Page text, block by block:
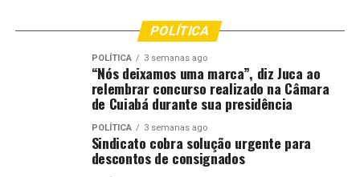
tarifas atualmente em vigor. A fonte também não
apresenta estimativas de preço, volumes de importação
ou prazo para eventual decisão final da ITC.
Neste estágio, o fato central é a abertura da revisão pela
ITC e a pressão de produtores pela retirada das tarifas.
O material fornecido não detalha os próximos marcos
do processo nem informa impactos quantificados para
POLÍTICA
POLÍTICA 3 semanas ago
“Nós deixamos uma marca”, diz Juca ao
relembrar concurso realizado na Câmara
de Cuiabá durante sua presidência
POLÍTICA 3 semanas ago
Sindicato cobra solução urgente para
descontos de consignados